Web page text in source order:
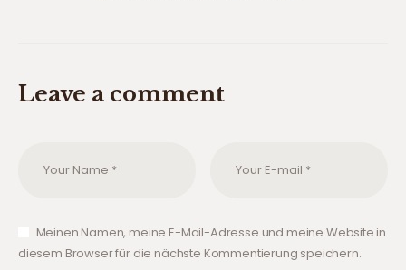
Leave a comment
Meinen Namen, meine E-Mail-Adresse und meine Website in
diesem Browser für die nächste Kommentierung speichern.